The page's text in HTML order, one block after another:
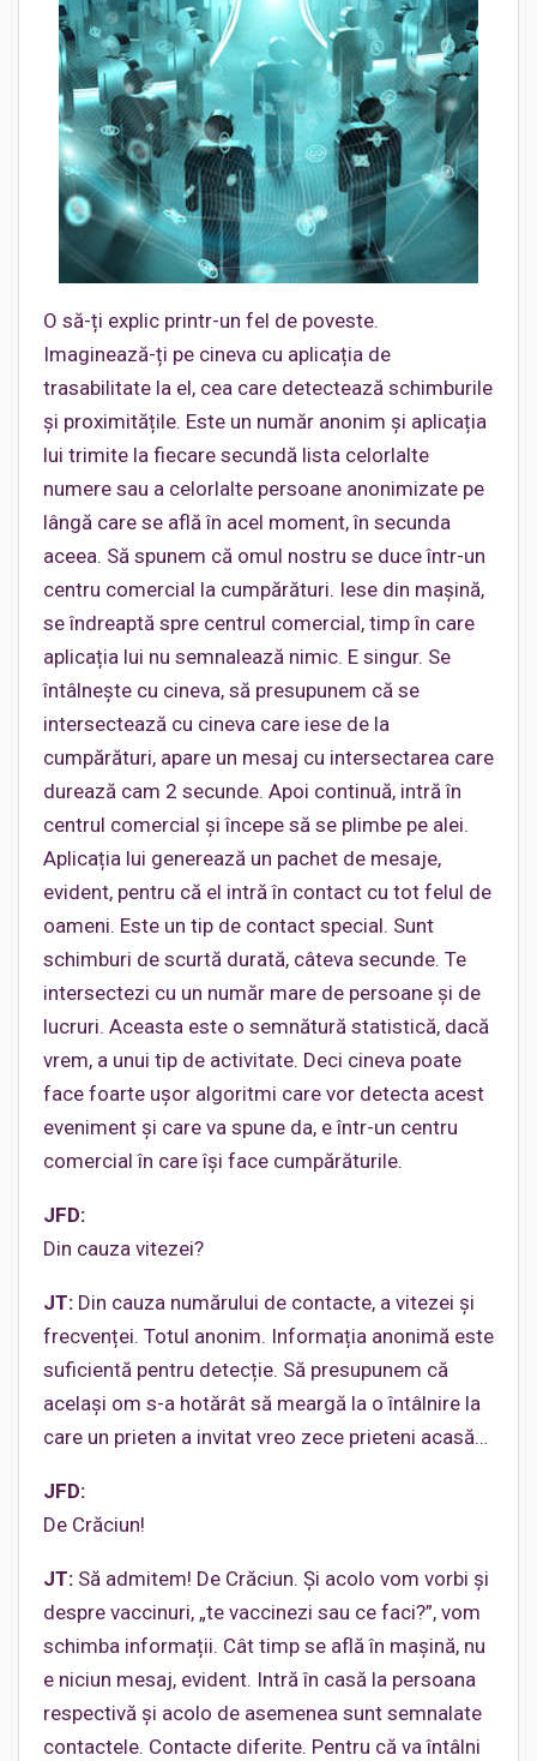
O să-ți explic printr-un fel de poveste.
Imaginează-ți pe cineva cu aplicația de
trasabilitate la el, cea care detectează schimburile
și proximitățile. Este un număr anonim și aplicația
lui trimite la fiecare secundă lista celorlalte
numere sau a celorlalte persoane anonimizate pe
lângă care se află în acel moment, în secunda
aceea. Să spunem că omul nostru se duce într-un
centru comercial la cumpărături. Iese din mașină,
se îndreaptă spre centrul comercial, timp în care
aplicația lui nu semnalează nimic. E singur. Se
întâlnește cu cineva, să presupunem că se
intersectează cu cineva care iese de la
cumpărături, apare un mesaj cu intersectarea care
durează cam 2 secunde. Apoi continuă, intră în
centrul comercial și începe să se plimbe pe alei.
Aplicația lui generează un pachet de mesaje,
evident, pentru că el intră în contact cu tot felul de
oameni. Este un tip de contact special. Sunt
schimburi de scurtă durată, câteva secunde. Te
intersectezi cu un număr mare de persoane și de
lucruri. Aceasta este o semnătură statistică, dacă
vrem, a unui tip de activitate. Deci cineva poate
face foarte ușor algoritmi care vor detecta acest
eveniment și care va spune da, e într-un centru
comercial în care își face cumpărăturile.
JFD:
Din cauza vitezei?
JT: Din cauza numărului de contacte, a vitezei și
frecvenței. Totul anonim. Informația anonimă este
suficientă pentru detecție. Să presupunem că
același om s-a hotărât să meargă la o întâlnire la
care un prieten a invitat vreo zece prieteni acasă…
JFD:
De Crăciun!
JT: Să admitem! De Crăciun. Și acolo vom vorbi și
despre vaccinuri, „te vaccinezi sau ce faci?”, vom
schimba informații. Cât timp se află în mașină, nu
e niciun mesaj, evident. Intră în casă la persoana
respectivă și acolo de asemenea sunt semnalate
contactele. Contacte diferite. Pentru că va întâlni